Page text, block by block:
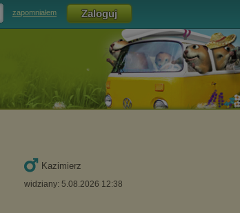
zapomniałem
Kazimierz
widziany: 5.08.2026 12:38